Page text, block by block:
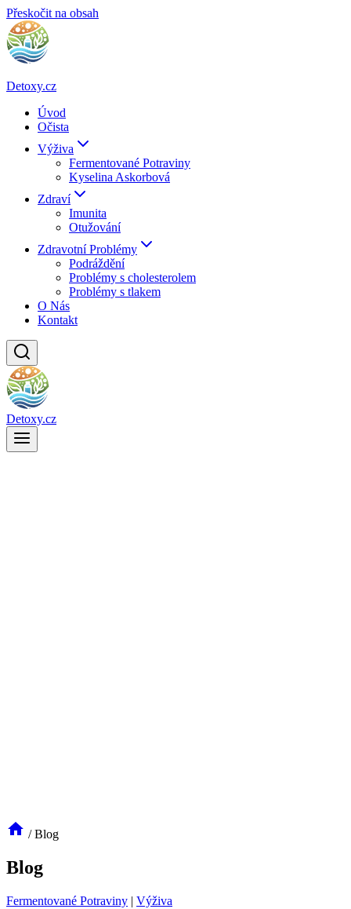
Přeskočit na obsah
Detoxy.cz
Úvod
Očista
Výživa
Fermentované Potraviny
Kyselina Askorbová
Zdraví
Imunita
Otužování
Zdravotní Problémy
Podráždění
Problémy s cholesterolem
Problémy s tlakem
O Nás
Kontakt
Detoxy.cz
/ Blog
Blog
Fermentované Potraviny | Výživa